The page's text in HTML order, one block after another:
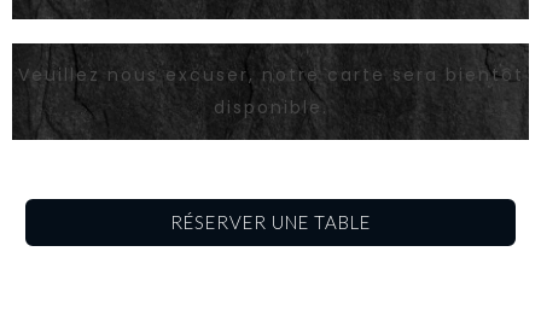
Veuillez nous excuser, notre carte sera bientôt
disponible.
RÉSERVER UNE TABLE